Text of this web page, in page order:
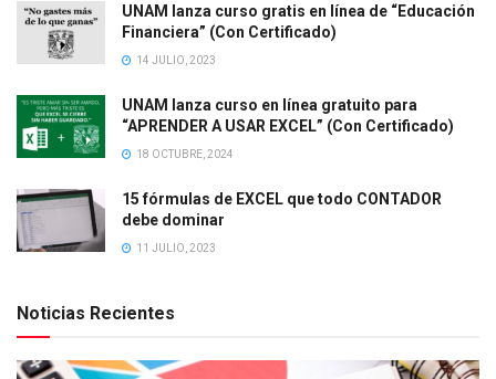
UNAM lanza curso gratis en línea de “Educación
Financiera” (Con Certificado)
14 JULIO, 2023
UNAM lanza curso en línea gratuito para
“APRENDER A USAR EXCEL” (Con Certificado)
18 OCTUBRE, 2024
15 fórmulas de EXCEL que todo CONTADOR
debe dominar
11 JULIO, 2023
Noticias Recientes